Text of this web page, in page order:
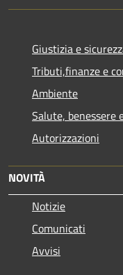
Giustizia e
Tributi,finanze e
Ambiente
Salute, benessere
Autorizzazioni
NOVITÀ
Notizie
Comunicati
Avvisi